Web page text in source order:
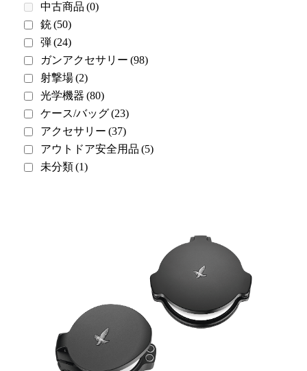
中古商品 (0)
銃(50)
弾(24)
ガンアクセサリー (98)
射撃場(2)
光学機器 (80)
ケース/バッグ(23)
アクセサリー (37)
アウトドア安全用品 (5)
未分類(1)